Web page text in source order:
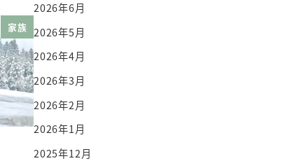
家族
2026年6月
2026年5月
2026年4月
2026年3月
2026年2月
2026年1月
2025年12月